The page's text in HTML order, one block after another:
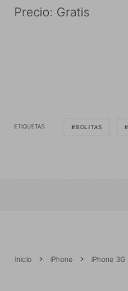
Precio: Gratis
ETIQUETAS BOLITAS
Inicio iPhone iPhone 3G